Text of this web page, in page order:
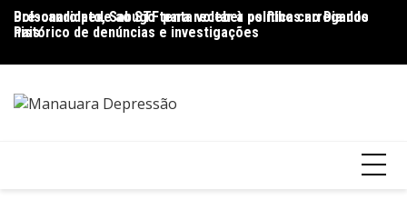
para
conteúdo
Pré-candidato, Sabugo tenta voltar à política carregando
histórico de denúncias e investigações
Bolsonaro pede ao STF para receber os filhos no Dia dos
Pais